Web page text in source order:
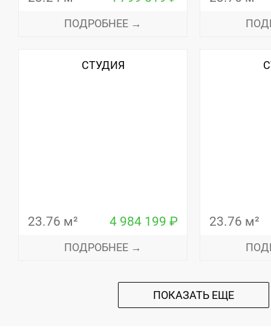
ПОДРОБНЕЕ →
СТУДИЯ
23.76 м² 4 984 199 ₽
ПОДРОБНЕЕ →
23.76 м²
ПОКАЗАТЬ ЕЩЕ